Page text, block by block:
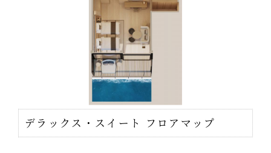
デラックス・スイート フロアマップ